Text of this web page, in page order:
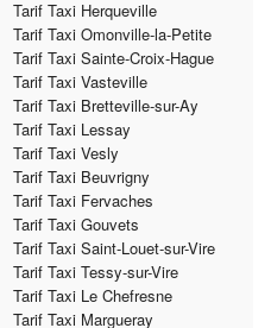
Tarif Taxi Herqueville
Tarif Taxi Omonville-la-Petite
Tarif Taxi Sainte-Croix-Hague
Tarif Taxi Vasteville
Tarif Taxi Bretteville-sur-Ay
Tarif Taxi Lessay
Tarif Taxi Vesly
Tarif Taxi Beuvrigny
Tarif Taxi Fervaches
Tarif Taxi Gouvets
Tarif Taxi Saint-Louet-sur-Vire
Tarif Taxi Tessy-sur-Vire
Tarif Taxi Le Chefresne
Tarif Taxi Margueray